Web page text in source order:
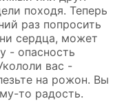
походя. Теперь
раз попросить
сердца, может
- опасность
вас -
на рожон. Вы
то радость.